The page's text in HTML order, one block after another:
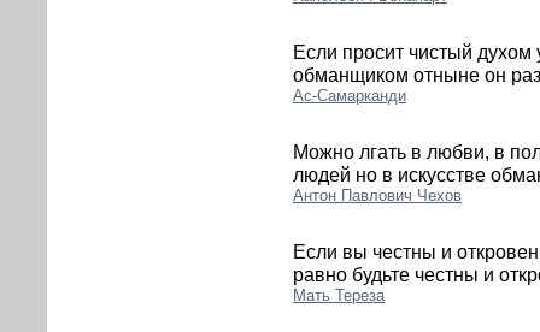
Если просит чистый
обманщиком отныне он
Ас-Самарканди
Можно лгать в любви, в
людей но в искусстве
Антон Павлович Чехов
Если вы честны и
равно будьте честны и
Мать Тереза